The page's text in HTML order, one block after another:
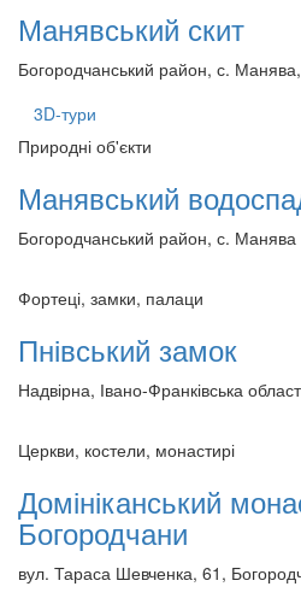
Манявський скит
Богородчанський район, с.
3D-тури
Природні об'єкти
Манявський
Богородчанський район, с. Манява
Фортеці, замки, палаци
Пнівський замок
Надвірна, Івано-Франківська
Церкви, костели, монастирі
Домініканський
Богородчани
вул. Тараса Шевченка, 61,